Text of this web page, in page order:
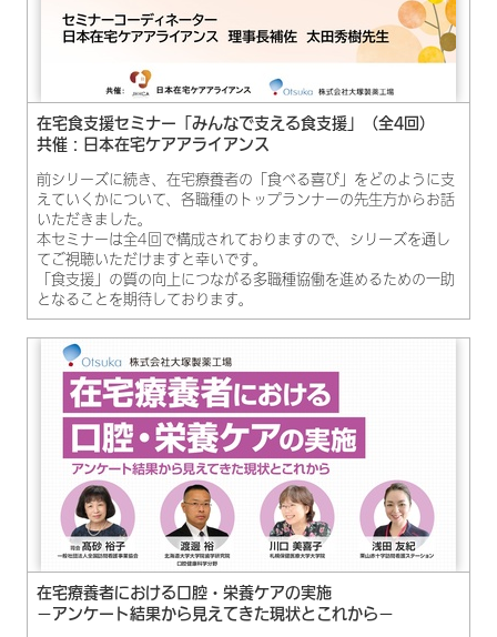
在宅食支援セミナー「みんなで支える食支援」（全4回）
共催：日本在宅ケアアライアンス
前シリーズに続き、在宅療養者の「食べる喜び」をどのように支
えていくかについて、各職種のトップランナーの先生方からお話
いただきました。
本セミナーは全4回で構成されておりますので、シリーズを通し
てご視聴いただけますと幸いです。
「食支援」の質の向上につながる多職種協働を進めるための一助
となることを期待しております。
在宅療養者における口腔・栄養ケアの実施
－アンケート結果から見えてきた現状とこれから－